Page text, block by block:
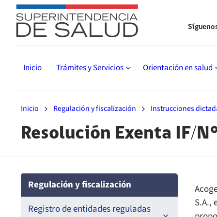
Inicio Trámites y Servicios Orientación en salud
Inicio Regulación y fiscalización Instrucciones
Resolución Exenta IF/
Regulación y fiscalización
Registro de entidades reguladas
S.A.,